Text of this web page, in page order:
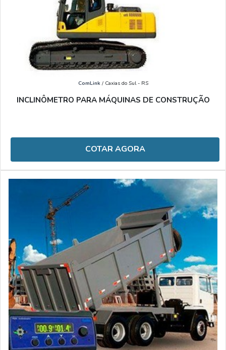
ComLink/ Caxias do Sul - RS
INCLINÔMETRO PARA MÁQUINAS DE CONSTRUÇÃO
COTAR AGORA